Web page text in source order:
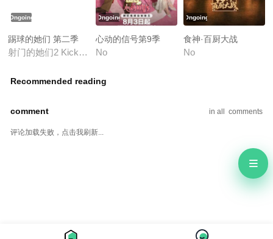
Ongoing
踢球的她们 第二季
射门的她们2 Kick a Goal Season 2
Ongoing
心动的信号第9季
No
Ongoing
食神·百厨大战
No
Recommended reading
in all comments
comment
评论加载失败，点击我刷新...
